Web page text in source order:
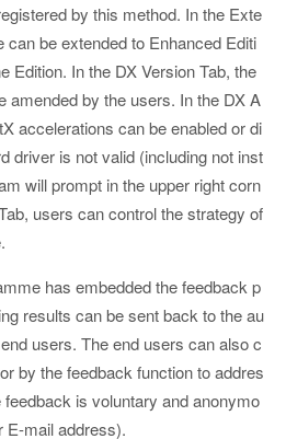
by this method. In the Exte
can be extended to Enhanced Editi
Edition. In the DX Version Tab, the
amended by the users. In the DX A
accelerations can be enabled or di
driver is not valid (including not inst
will prompt in the upper right corn
users can control the strategy of
has embedded the feedback p
results can be sent back to the au
users. The end users can also c
by the feedback function to addres
is voluntary and anonymo
E-mail address).